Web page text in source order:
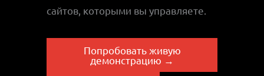
сайтов, которыми вы управляете.
Попробовать живую
демонстрацию →